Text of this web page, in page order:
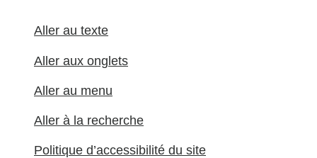
Aller au texte
Aller aux onglets
Aller au menu
Aller à la recherche
Politique d’accessibilité du site